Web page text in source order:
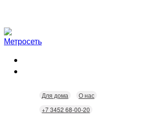
Для дома
О нас
+7 3452 68-00-20